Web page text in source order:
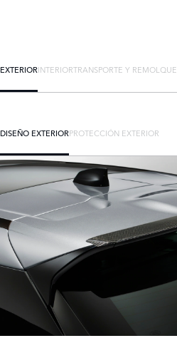
EXTERIORINTERIORTRANSPORTE Y REMOLQUE
DISEÑO EXTERIORPROTECCIÓN EXTERIOR